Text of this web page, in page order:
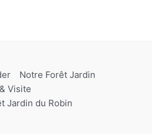
Notre Forêt Jardin
Visite
Jardin du Robin